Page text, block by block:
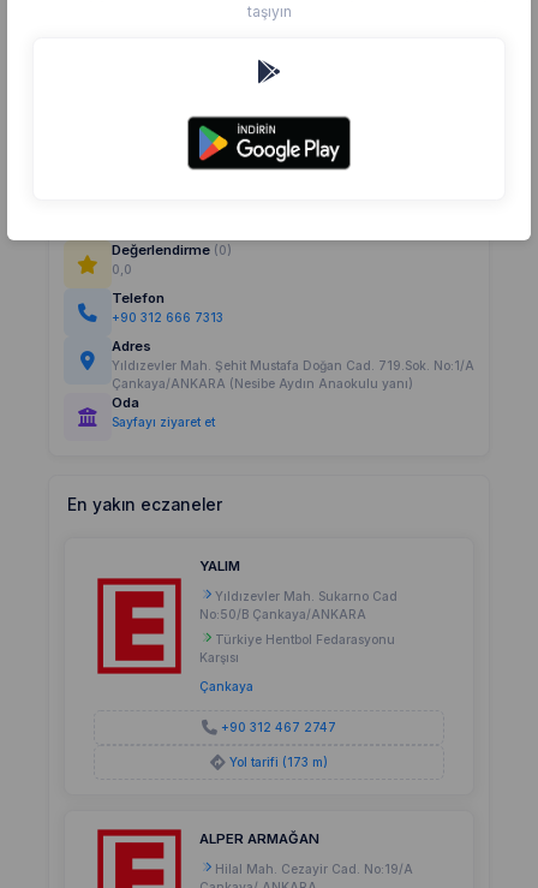
Değerlendirme (0)
0,0
Telefon
+90 312 666 7313
Adres
Yıldızevler Mah. Şehit Mustafa Doğan Cad. 719.Sok. No:1/A
Çankaya/ANKARA (Nesibe Aydın Anaokulu yanı)
Oda
Sayfayı ziyaret et
En yakın eczaneler
YALIM
Yıldızevler Mah. Sukarno Cad
No:50/B Çankaya/ANKARA
Türkiye Hentbol Fedarasyonu
Karşısı
Çankaya
+90 312 467 2747
Yol tarifi (173 m)
ALPER ARMAĞAN
Hilal Mah. Cezayir Cad. No:19/A
taşıyın